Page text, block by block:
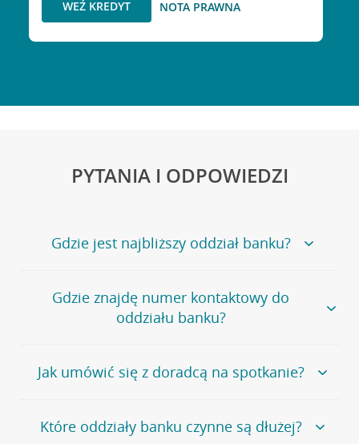
WEŹ KREDYT NOTA PRAWNA
PYTANIA I ODPOWIEDZI
Gdzie jest najbliższy oddział banku?
Jeśli szukasz oddziału naszego banku, zapraszamy na
stronęPlacówki i bankomaty, na której znajduje się
wygodna wyszukiwarka.
oddziałów
Gdzie znajdę numer kontaktowy do
oddziału banku?
Bank Credit Agricole nie udostępnia ogólnego numeru
telefonu do placówki bankowej.
umówienia się z doradcą w placówce bankowej .
Jak umówić się z doradcą na spotkanie?
Jeśli jesteś już naszym
klientemmożeszsamodzielnieumówić się na spotkanie z
Które oddziały banku czynne są dłużej?